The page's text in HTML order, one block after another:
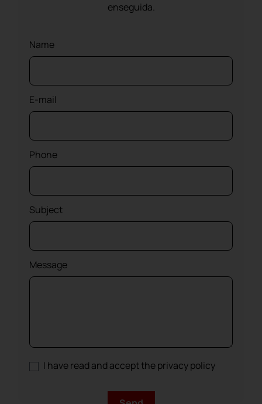
enseguida.
Name
E-mail
Phone
Subject
Message
I have read and accept the privacy policy